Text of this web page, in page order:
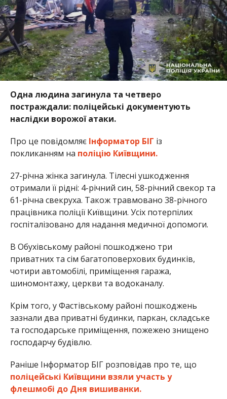
Одна людина загинула та четверо
постраждали: поліцейські документують
наслідки ворожої атаки.
Про це повідомляє Інформатор БІГ із
покликанням на поліцію Київщини.
27-річна жінка загинула. Тілесні ушкодження
отримали її рідні: 4-річний син, 58-річний свекор та
61-річна свекруха. Також травмовано 38-річного
працівника поліції Київщини. Усіх потерпілих
госпіталізовано для надання медичної допомоги.
В Обухівському районі пошкоджено три
приватних та сім багатоповерхових будинків,
чотири автомобілі, приміщення гаража,
шиномонтажу, церкви та водоканалу.
Крім того, у Фастівському районі пошкоджень
зазнали два приватні будинки, паркан, складське
та господарське приміщення, пожежею знищено
господарчу будівлю.
Раніше Інформатор БІГ розповідав про те, що
поліцейські Київщини взяли участь у
флешмобі до Дня вишиванки.